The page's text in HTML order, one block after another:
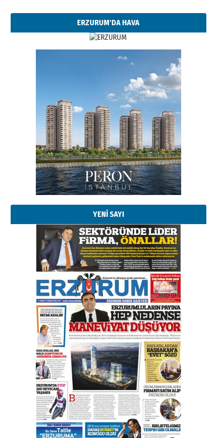
ERZURUM'DA HAVA
YENİ SAYI
Esat BİNDESEN
Başkan Sekmen’den Erzurum’a
bir vizyon proje daha!
02 Ağustos 2026 Pazar
Kadir SABUNCUOĞLU
Erzurumspor’un köşe taşları
29 Haziran 2026 Pazartesi
Kenan GÜLERCİ
Murat Şahsuvaroğlu ERKON’da
çıtayı yukarı taşırken,
yönetimdekiler aşağı
çekmemeli!
17 Şubat 2026 SalıOrhan BOZKURT
Bir fotoğraf, bir şehir, bir
gazeteci… Dizginler kimin
elinde?
31 Mart 2026 Salı
A. Berhan Yılmaz
BİR BÖLÜM DEĞİL, BİR ÖMÜR
SEÇİYORSUNUZ… “NEDEN
ATATÜRK ÜNİVERSİTESİ?”
28 Temmuz 2026 Salı
Ahmet Gökhan YAZICI
Ahmed Yesevi’den bir Alperen…
”Reisimiz” idi… Hakka yürüdü.!
26 Mart 2026 Perşembe
Cem Bakırcı
Ardında bıraktığı hatıralarıyla
gönül adamı Faruk Terzioğlu!
13 Mayıs 2026 Çarşamba